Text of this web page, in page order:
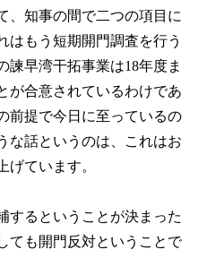
、知事の間で二つの項目に
はもう短期開門調査を行う
諫早湾干拓事業は18年度ま
が合意されているわけであ
前提で今日に至っているの
な話というのは、これはお
げています。
するということが決まった
ても開門反対ということで